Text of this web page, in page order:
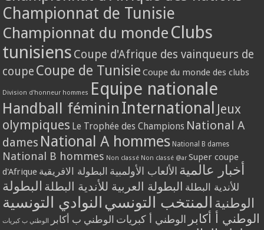
Championnat de Tunisie
Championnat du monde Clubs
tunisiens Coupe d'Afrique des vainqueurs de
coupe Coupe de Tunisie Coupe du monde des clubs
Division d'honneur hommes Equipe nationale
Handball féminin International Jeux
olympiques Le Trophée des Champions National A
dames National A hommes National B dames
National B hommes Non classé Non classé @ar Super coupe
d'Afrique
أخبار عالمية الألعاب الأولمبية البطولة الافريقية
للأندية البطلة البطولة العربية للأندية البطلة البطولة
الوطنية المنتخب التونسي النوادي التونسية
الوطني أ أكابر الوطني أ كبريات الوطني ب أكابر الوطني ب كبريات